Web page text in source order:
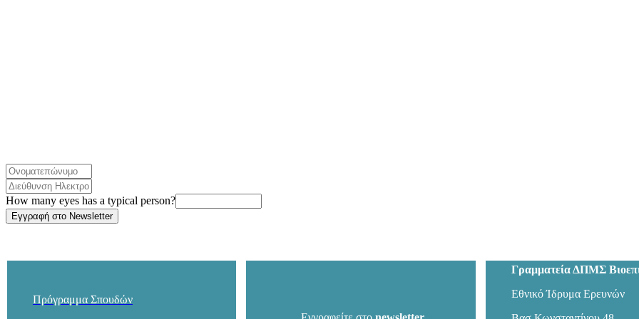
How many eyes has a typical person?
Πρόγραμμα Σπουδών
Γραμματεία ΔΠΜΣ
Εθνικό Ίδρυμα Ερευνών